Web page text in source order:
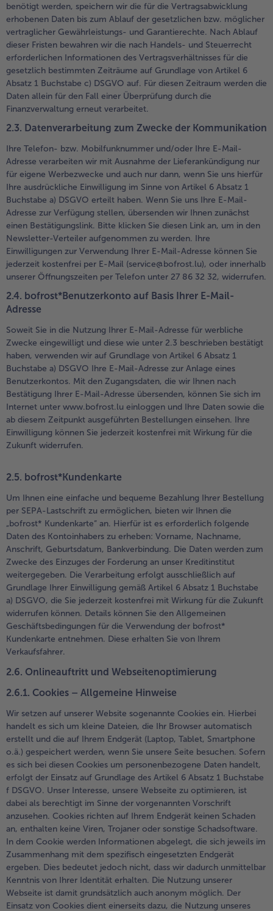
benötigt werden, speichern wir die für die Vertragsabwicklung
erhobenen Daten bis zum Ablauf der gesetzlichen bzw. möglicher
vertraglicher Gewährleistungs- und Garantierechte. Nach Ablauf
dieser Fristen bewahren wir die nach Handels- und Steuerrecht
erforderlichen Informationen des Vertragsverhältnisses für die
gesetzlich bestimmten Zeiträume auf Grundlage von Artikel 6
Absatz 1 Buchstabe c) DSGVO auf. Für diesen Zeitraum werden die
Daten allein für den Fall einer Überprüfung durch die
Finanzverwaltung erneut verarbeitet.
2.3. Datenverarbeitung zum Zwecke der Kommunikation
Ihre Telefon- bzw. Mobilfunknummer und/oder Ihre E-Mail-
Adresse verarbeiten wir mit Ausnahme der Lieferankündigung nur
für eigene Werbezwecke und auch nur dann, wenn Sie uns hierfür
Ihre ausdrückliche Einwilligung im Sinne von Artikel 6 Absatz 1
Buchstabe a) DSGVO erteilt haben. Wenn Sie uns Ihre E-Mail-
Adresse zur Verfügung stellen, übersenden wir Ihnen zunächst
einen Bestätigungslink. Bitte klicken Sie diesen Link an, um in den
Newsletter-Verteiler aufgenommen zu werden. Ihre
Einwilligungen zur Verwendung Ihrer E-Mail-Adresse können Sie
jederzeit kostenfrei per E-Mail (service@bofrost.lu), oder innerhalb
unserer Öffnungszeiten per Telefon unter 27 86 32 32, widerrufen.
2.4. bofrost*Benutzerkonto auf Basis Ihrer E-Mail-
Adresse
Soweit Sie in die Nutzung Ihrer E-Mail-Adresse für werbliche
Zwecke eingewilligt und diese wie unter 2.3 beschrieben bestätigt
haben, verwenden wir auf Grundlage von Artikel 6 Absatz 1
Buchstabe a) DSGVO Ihre E-Mail-Adresse zur Anlage eines
Benutzerkontos. Mit den Zugangsdaten, die wir Ihnen nach
Bestätigung Ihrer E-Mail-Adresse übersenden, können Sie sich im
Internet unter www.bofrost.lu einloggen und Ihre Daten sowie die
ab diesem Zeitpunkt ausgeführten Bestellungen einsehen. Ihre
Einwilligung können Sie jederzeit kostenfrei mit Wirkung für die
Zukunft widerrufen.
2.5. bofrost*Kundenkarte
Um Ihnen eine einfache und bequeme Bezahlung Ihrer Bestellung
per SEPA-Lastschrift zu ermöglichen, bieten wir Ihnen die
„bofrost* Kundenkarte“ an. Hierfür ist es erforderlich folgende
Daten des Kontoinhabers zu erheben: Vorname, Nachname,
Anschrift, Geburtsdatum, Bankverbindung. Die Daten werden zum
Zwecke des Einzuges der Forderung an unser Kreditinstitut
weitergegeben. Die Verarbeitung erfolgt ausschließlich auf
Grundlage Ihrer Einwilligung gemäß Artikel 6 Absatz 1 Buchstabe
a) DSGVO, die Sie jederzeit kostenfrei mit Wirkung für die Zukunft
widerrufen können. Details können Sie den Allgemeinen
Geschäftsbedingungen für die Verwendung der bofrost*
Kundenkarte entnehmen. Diese erhalten Sie von Ihrem
Verkaufsfahrer.
2.6. Onlineauftritt und Webseitenoptimierung
2.6.1. Cookies – Allgemeine Hinweise
Wir setzen auf unserer Website sogenannte Cookies ein. Hierbei
handelt es sich um kleine Dateien, die Ihr Browser automatisch
erstellt und die auf Ihrem Endgerät (Laptop, Tablet, Smartphone
o.ä.) gespeichert werden, wenn Sie unsere Seite besuchen. Sofern
es sich bei diesen Cookies um personenbezogene Daten handelt,
erfolgt der Einsatz auf Grundlage des Artikel 6 Absatz 1 Buchstabe
f DSGVO. Unser Interesse, unsere Webseite zu optimieren, ist
dabei als berechtigt im Sinne der vorgenannten Vorschrift
anzusehen. Cookies richten auf Ihrem Endgerät keinen Schaden
an, enthalten keine Viren, Trojaner oder sonstige Schadsoftware.
In dem Cookie werden Informationen abgelegt, die sich jeweils im
Zusammenhang mit dem spezifisch eingesetzten Endgerät
ergeben. Dies bedeutet jedoch nicht, dass wir dadurch unmittelbar
Kenntnis von Ihrer Identität erhalten. Die Nutzung unserer
Webseite ist damit grundsätzlich auch anonym möglich. Der
Einsatz von Cookies dient einerseits dazu, die Nutzung unseres